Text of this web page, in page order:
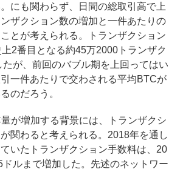
にも関わらず、日間の総取引高で上
ザクション数の増加と一件あたりの
とが考えられる。トランザクション
2番目となる約45万2000トランザク
たが、前回のバブル期を上回ってはい
一件あたりで交わされる平均BTCが
のだろう。
が増加する背景には、トランザクシ
関わると考えられる。2018年を通し
いたトランザクション手数料は、20
ルまで増加した。先述のネットワー